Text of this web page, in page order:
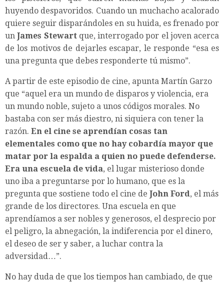
huyendo despavoridos. Cuando un muchacho acalorado
quiere seguir disparándoles en su huida, es frenado por
unJames Stewartque, interrogado por el joven acerca
de los motivos de dejarles escapar, le responde “esa es
una pregunta que debes responderte tú mismo”.
A partir de este episodio de cine, apunta Martín Garzo
que “aquel era un mundo de disparos y violencia, era
un mundo noble, sujeto a unos códigos morales. No
bastaba con ser más diestro, ni siquiera con tener la
razón. En el cine se aprendían cosas tan
elementales como que no hay cobardía mayor que
matar por la espalda a quien no puede defenderse.
Era una escuela de vida, el lugar misterioso donde
uno iba a preguntarse por lo humano, que es la
pregunta que sostiene todo el cine de John Ford, el más
grande de los directores. Una escuela en que
aprendíamos a ser nobles y generosos, el desprecio por
el peligro, la abnegación, la indiferencia por el dinero,
el deseo de ser y saber, a luchar contra la
adversidad…”.
No hay duda de que los tiempos han cambiado, de que